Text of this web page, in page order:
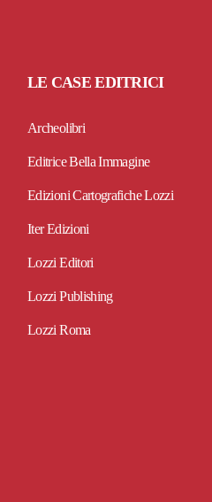
LE CASE EDITRICI
Archeolibri
Editrice Bella Immagine
Edizioni Cartografiche Lozzi
Iter Edizioni
Lozzi Editori
Lozzi Publishing
Lozzi Roma